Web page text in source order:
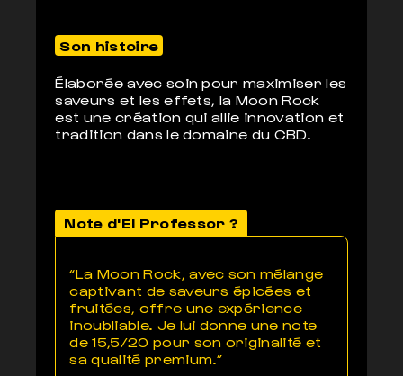
Son histoire
Élaborée avec soin pour maximiser les
saveurs et les effets, la Moon Rock
est une création qui allie innovation et
tradition dans le domaine du CBD.
Note d'El Professor ?
“La Moon Rock, avec son mélange
captivant de saveurs épicées et
fruitées, offre une expérience
inoubliable. Je lui donne une note
de 15,5/20 pour son originalité et
sa qualité premium.”